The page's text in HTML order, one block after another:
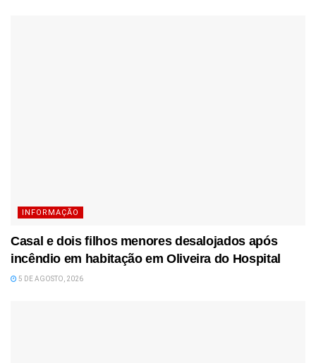
INFORMAÇÃO
Casal e dois filhos menores desalojados após
incêndio em habitação em Oliveira do Hospital
5 DE AGOSTO, 2026